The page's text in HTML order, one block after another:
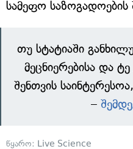
სამეფო საზოგადოების
თუ სტატიაში
მეცნიერებისა და
შენთვის
–
წყარო: Live Science